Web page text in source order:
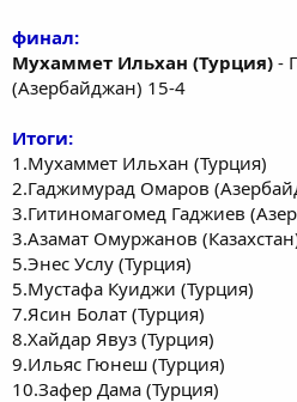
финал:
Мухаммет Ильхан (Турция) -
(Азербайджан) 15-4
Итоги:
1.Мухаммет Ильхан (Турция)
2.Гаджимурад Омаров
3.Гитиномагомед Гаджиев
3.Азамат Омуржанов
5.Энес Услу (Турция)
5.Мустафа Куиджи (Турция)
7.Ясин Болат (Турция)
8.Хайдар Явуз (Турция)
9.Ильяс Гюнеш (Турция)
10.Зафер Дама (Турция)